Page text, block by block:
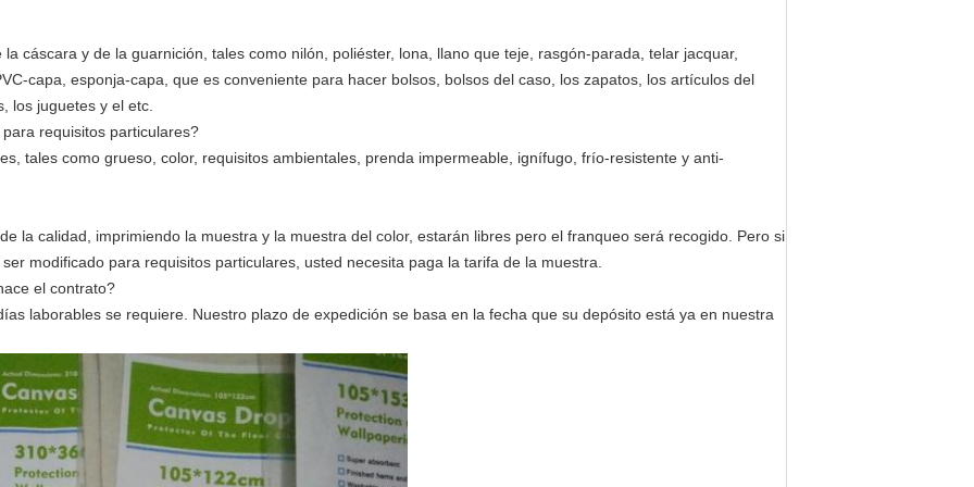
cáscara y de la guarnición, tales como nilón, poliéster, lona, llano que teje, rasgón-parada, telar jacquar,
capa, esponja-capa, que es conveniente para hacer bolsos, bolsos del caso, los zapatos, los artículos del
los juguetes y el etc.
requisitos particulares?
tales como grueso, color, requisitos ambientales, prenda impermeable, ignífugo, frío-resistente y anti-
la calidad, imprimiendo la muestra y la muestra del color, estarán libres pero el franqueo será recogido. Pero si
modificado para requisitos particulares, usted necesita paga la tarifa de la muestra.
el contrato?
laborables se requiere. Nuestro plazo de expedición se basa en la fecha que su depósito está ya en nuestra